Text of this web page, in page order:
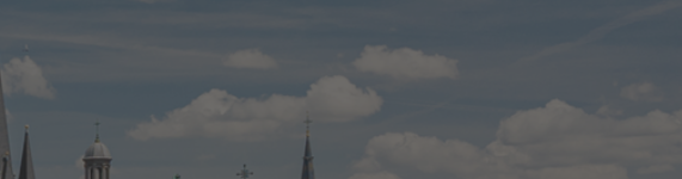
Aktuelles
Kontakt